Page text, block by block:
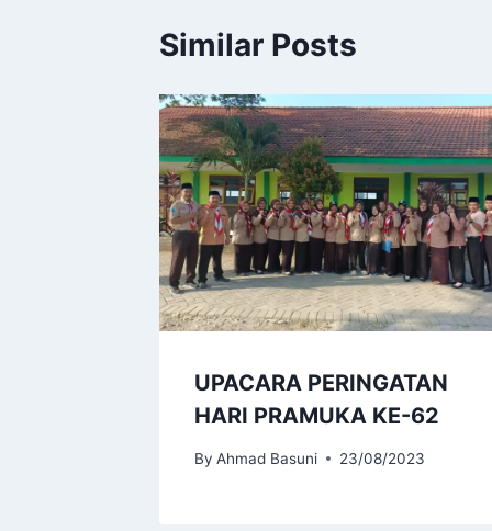
Similar Posts
UPACARA PERINGATAN
HARI PRAMUKA KE-62
By Ahmad Basuni 23/08/2023